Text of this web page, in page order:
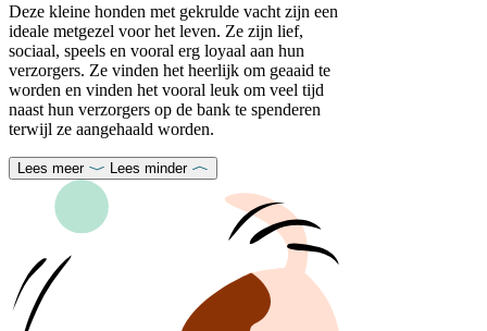
Deze kleine honden met gekrulde vacht zijn een
ideale metgezel voor het leven. Ze zijn lief,
sociaal, speels en vooral erg loyaal aan hun
verzorgers. Ze vinden het heerlijk om geaaid te
worden en vinden het vooral leuk om veel tijd
naast hun verzorgers op de bank te spenderen
terwijl ze aangehaald worden.
Lees meer Lees minder